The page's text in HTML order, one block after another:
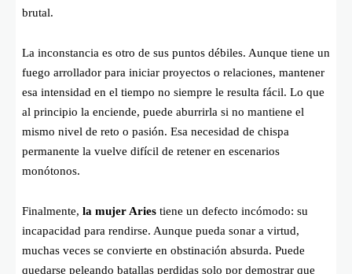
brutal.
La inconstancia es otro de sus puntos débiles. Aunque tiene un
fuego arrollador para iniciar proyectos o relaciones, mantener
esa intensidad en el tiempo no siempre le resulta fácil. Lo que
al principio la enciende, puede aburrirla si no mantiene el
mismo nivel de reto o pasión. Esa necesidad de chispa
permanente la vuelve difícil de retener en escenarios
monótonos.
Finalmente, la mujer Aries tiene un defecto incómodo: su
incapacidad para rendirse. Aunque pueda sonar a virtud,
muchas veces se convierte en obstinación absurda. Puede
quedarse peleando batallas perdidas solo por demostrar que